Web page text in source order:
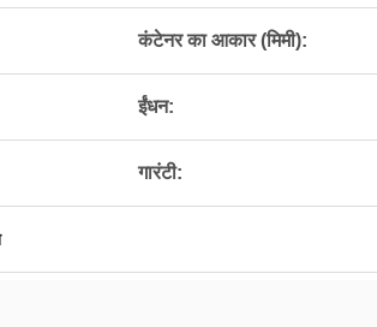
कंटेनर का आकार (मिमी):
ईंधन:
गारंटी: